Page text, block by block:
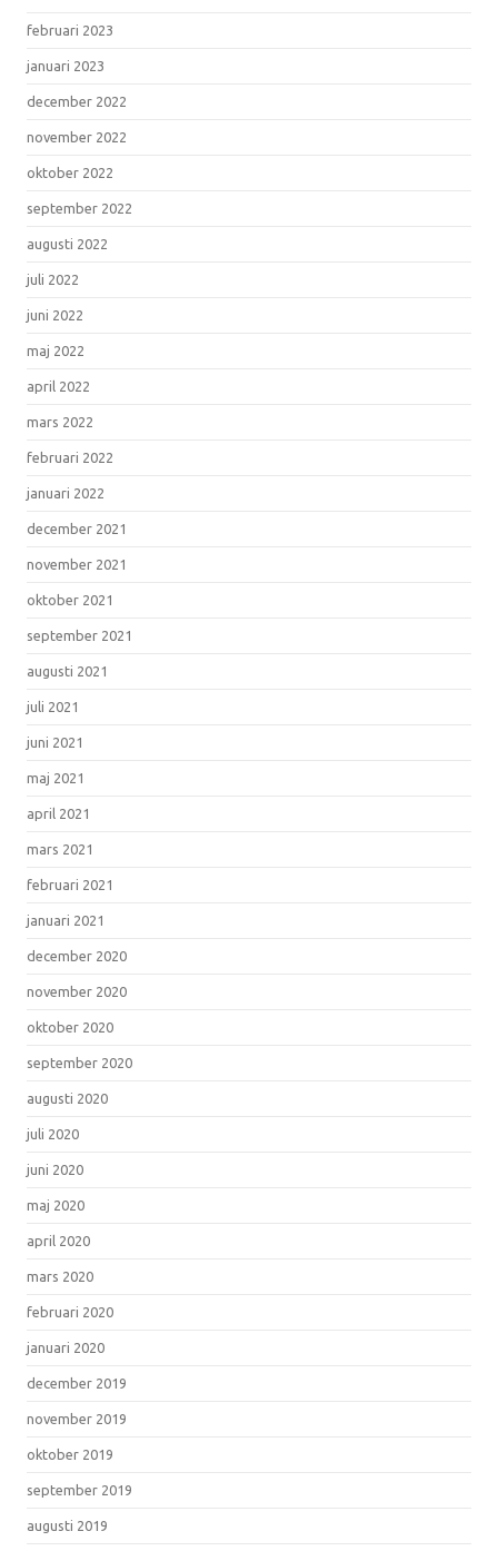
februari 2023
januari 2023
december 2022
november 2022
oktober 2022
september 2022
augusti 2022
juli 2022
juni 2022
maj 2022
april 2022
mars 2022
februari 2022
januari 2022
december 2021
november 2021
oktober 2021
september 2021
augusti 2021
juli 2021
juni 2021
maj 2021
april 2021
mars 2021
februari 2021
januari 2021
december 2020
november 2020
oktober 2020
september 2020
augusti 2020
juli 2020
juni 2020
maj 2020
april 2020
mars 2020
februari 2020
januari 2020
december 2019
november 2019
oktober 2019
september 2019
augusti 2019